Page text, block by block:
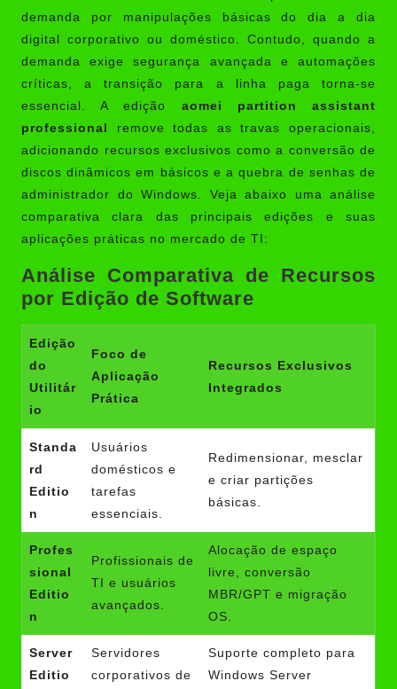
demanda por manipulações básicas do dia a dia
digital corporativo ou doméstico. Contudo, quando a
demanda exige segurança avançada e automações
críticas, a transição para a linha paga torna-se
essencial. A edição aomei partition assistant
professional
remove todas as travas operacionais,
adicionando recursos exclusivos como a conversão de
discos dinâmicos em básicos e a quebra de senhas de
administrador do Windows. Veja abaixo uma análise
comparativa clara das principais edições e suas
aplicações práticas no mercado de TI:
Análise Comparativa de Recursos
por Edição de Software
Edição
do
Utilitár
io
Foco de
Aplicação
Prática
Recursos Exclusivos
Integrados
Standa
rd
Editio
n
Usuários
domésticos e
tarefas
essenciais.
Redimensionar, mesclar
e criar partições
básicas.
Profes
sional
Editio
n
Profissionais de
TI e usuários
avançados.
Alocação de espaço
livre, conversão
MBR/GPT e migração
OS.
Server
Editio
Servidores
corporativos de
Suporte completo para
Windows Server